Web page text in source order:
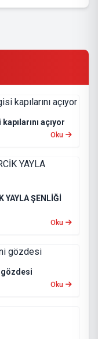
açıyor
Oku
YAYLA ŞENLİĞİ
Oku
gözdesi
Oku